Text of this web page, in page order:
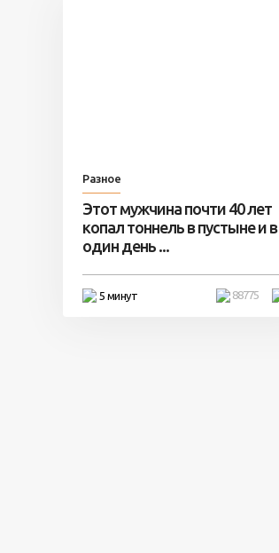
Разное
Этот мужчина почти 40 лет
копал тоннель в пустыне и в
один день ...
5 минут 88775